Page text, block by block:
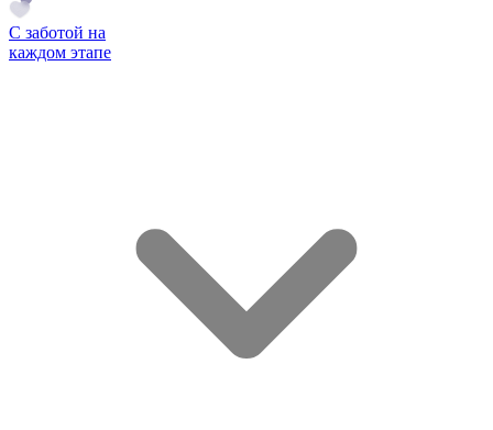
С заботой на
каждом этапе